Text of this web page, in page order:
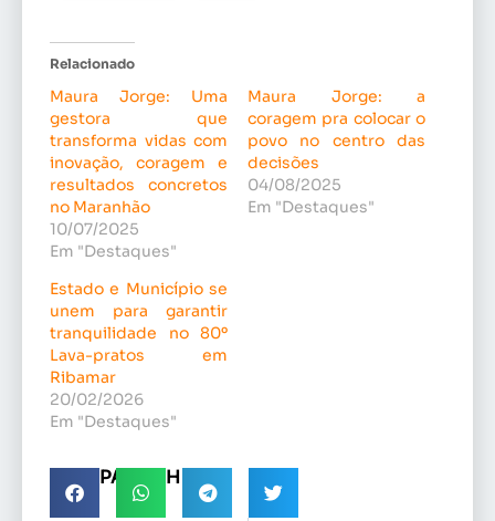
Relacionado
Maura Jorge: Uma
gestora que
transforma vidas com
inovação, coragem e
resultados concretos
no Maranhão
10/07/2025
Em "Destaques"
Maura Jorge: a
coragem pra colocar o
povo no centro das
decisões
04/08/2025
Em "Destaques"
Estado e Município se
unem para garantir
tranquilidade no 80º
Lava-pratos em
Ribamar
20/02/2026
Em "Destaques"
COMPARTILHE!